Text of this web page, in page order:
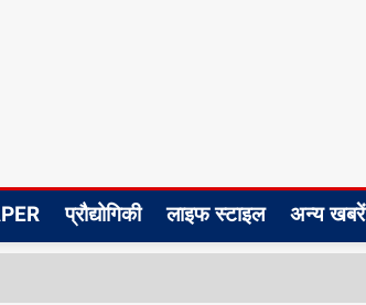
प्रौद्योगिकी लाइफ स्टाइल अन्य खबरें